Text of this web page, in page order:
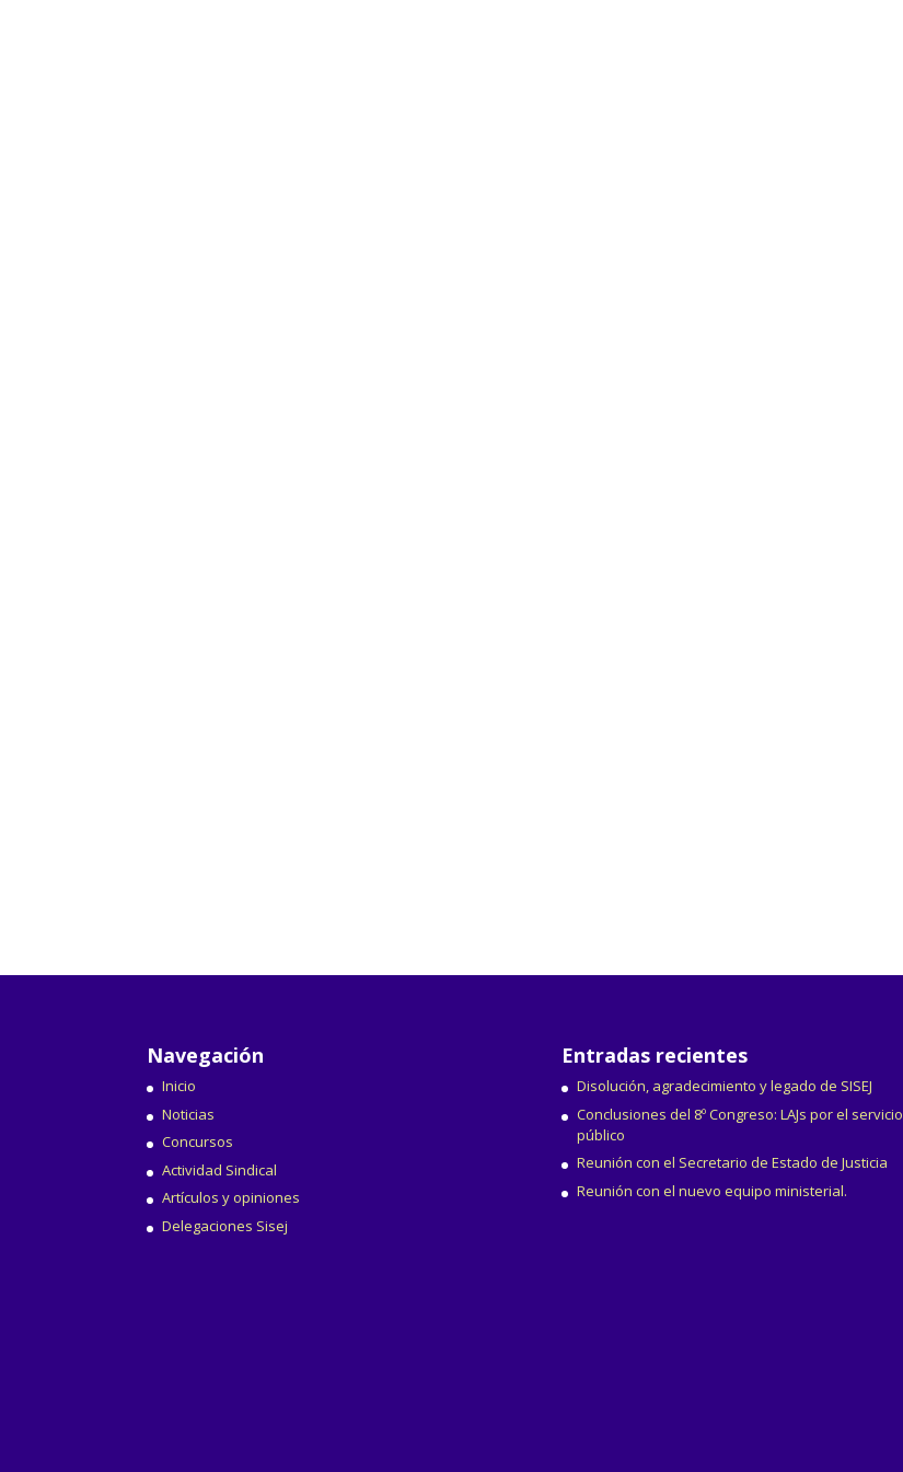
Navegación
Inicio
Noticias
Concursos
Actividad Sindical
Artículos y opiniones
Delegaciones Sisej
Entradas recientes
Disolución, agradecimiento y legado de SISEJ
Conclusiones del 8º Congreso: LAJs por el servicio
público
Reunión con el Secretario de Estado de Justicia
Reunión con el nuevo equipo ministerial.